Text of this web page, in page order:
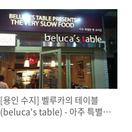
[용인 수지] 벨루카의 테이블
(beluca's table) - 아주 특별한